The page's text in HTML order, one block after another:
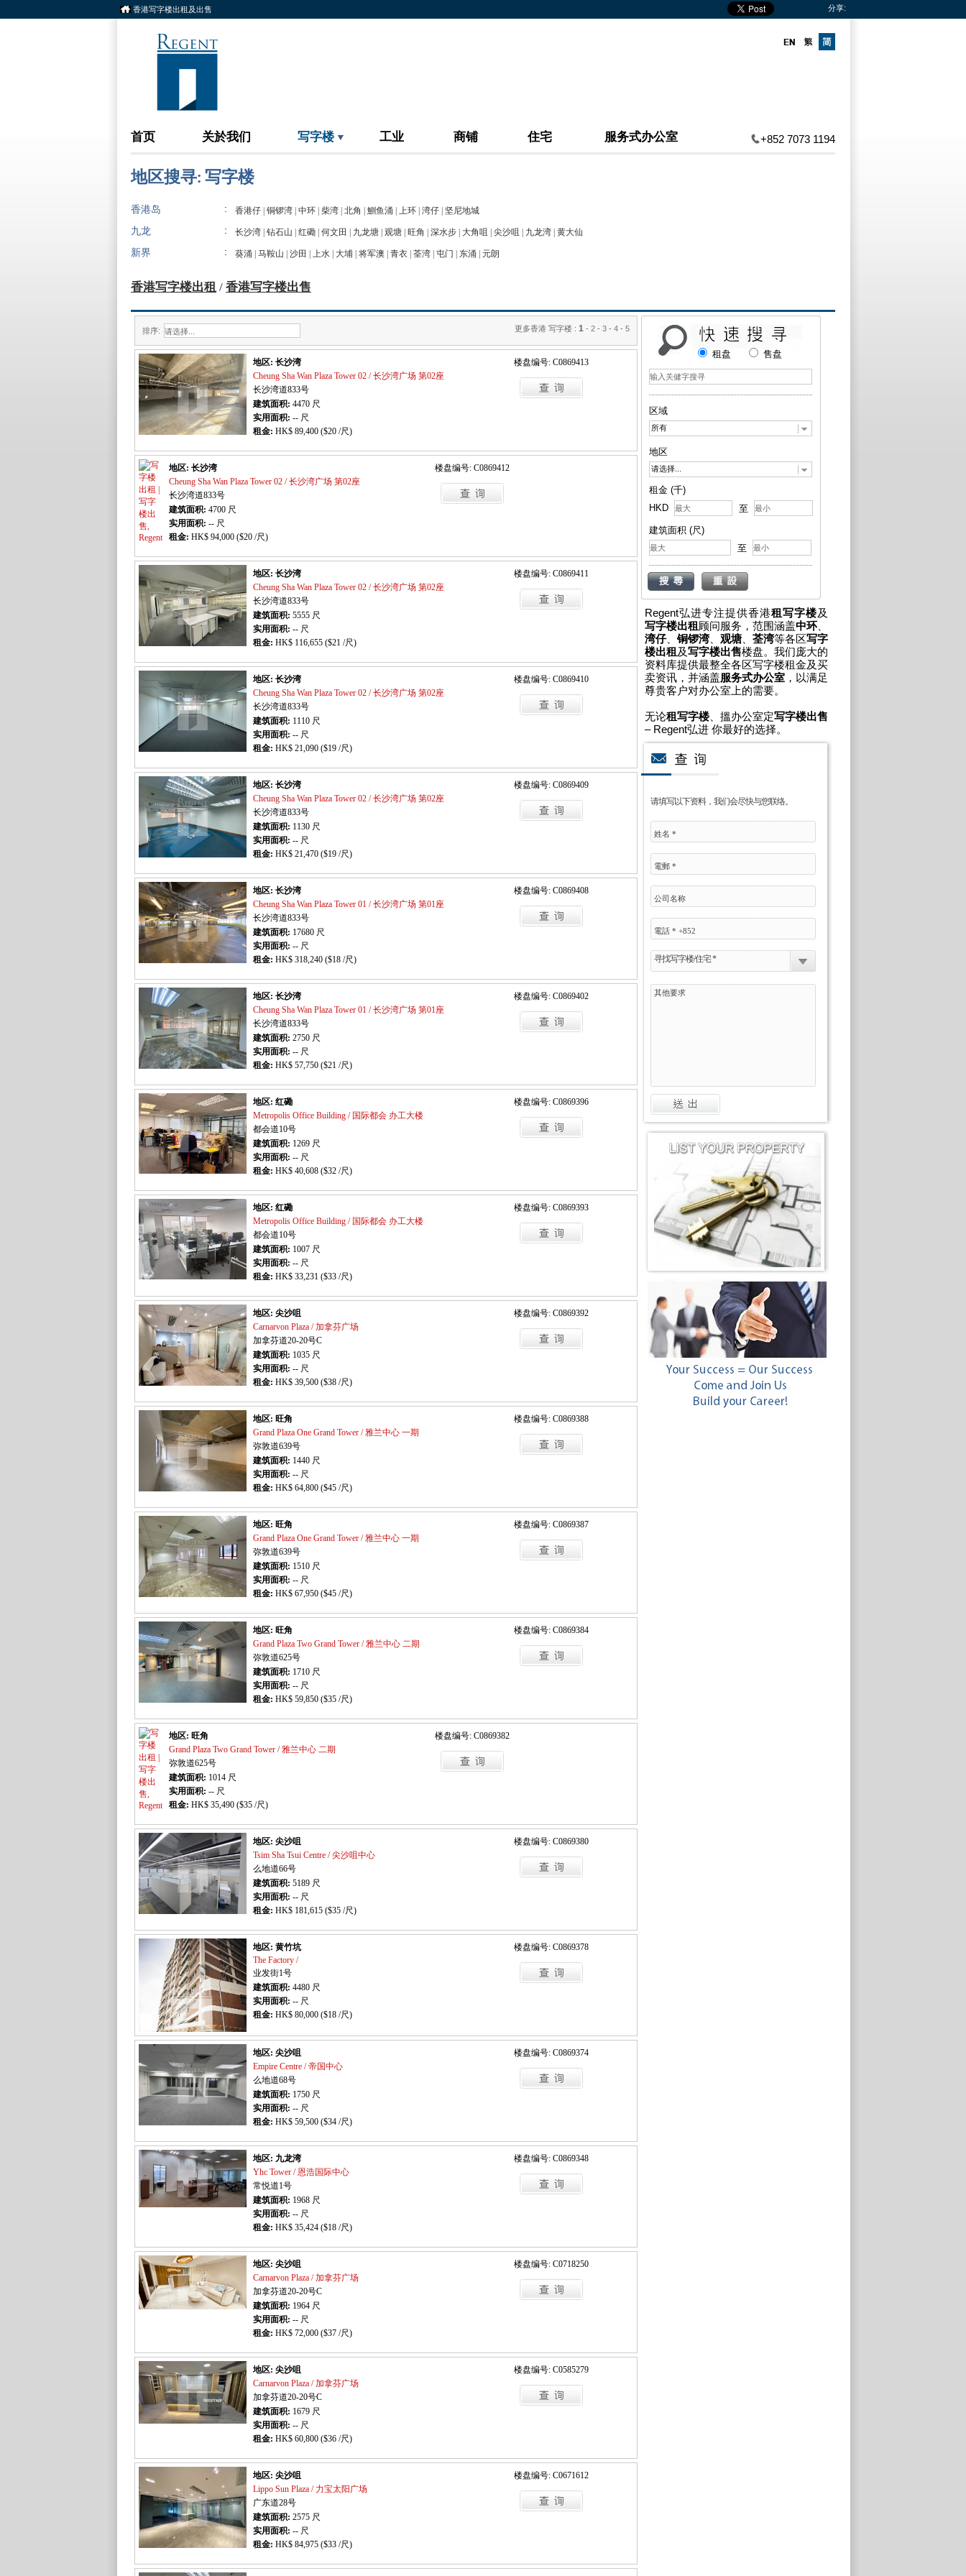
香港写字楼出租及出售 分享:
首页 关於我们 写字楼 工业 商铺 住宅 服务式办公室 +852 7073 1194
地区搜寻: 写字楼
香港岛 : 香港仔 铜锣湾 中环 柴湾 北角 鰂鱼涌 上环 湾仔 坚尼地城
九龙 : 长沙湾 钻石山 红磡 何文田 九龙塘 观塘 旺角 深水步 大角咀 尖沙咀 九龙湾 黄大仙
新界 : 葵涌 马鞍山 沙田 上水 大埔 将军澳 青衣 荃湾 屯门 东涌 元朗
香港写字楼出租 / 香港写字楼出售
排序: 更多香港 写字楼 : 1 - 2 - 3 - 4 - 5
地区: 长沙湾
楼盘编号: C0869413
Cheung Sha Wan Plaza Tower 02 / 长沙湾广场 第02座
长沙湾道833号
建筑面积: 4470 尺
实用面积: -- 尺
租金: HK$ 89,400 ($20 /尺)
地区: 长沙湾
楼盘编号: C0869412
Cheung Sha Wan Plaza Tower 02 / 长沙湾广场 第02座
长沙湾道833号
建筑面积: 4700 尺
实用面积: -- 尺
租金: HK$ 94,000 ($20 /尺)
地区: 长沙湾
楼盘编号: C0869411
Cheung Sha Wan Plaza Tower 02 / 长沙湾广场 第02座
长沙湾道833号
建筑面积: 5555 尺
实用面积: -- 尺
租金: HK$ 116,655 ($21 /尺)
地区: 长沙湾
楼盘编号: C0869410
Cheung Sha Wan Plaza Tower 02 / 长沙湾广场 第02座
长沙湾道833号
建筑面积: 1110 尺
实用面积: -- 尺
租金: HK$ 21,090 ($19 /尺)
地区: 长沙湾
楼盘编号: C0869409
Cheung Sha Wan Plaza Tower 02 / 长沙湾广场 第02座
长沙湾道833号
建筑面积: 1130 尺
实用面积: -- 尺
租金: HK$ 21,470 ($19 /尺)
地区: 长沙湾
楼盘编号: C0869408
Cheung Sha Wan Plaza Tower 01 / 长沙湾广场 第01座
长沙湾道833号
建筑面积: 17680 尺
实用面积: -- 尺
租金: HK$ 318,240 ($18 /尺)
地区: 长沙湾
楼盘编号: C0869402
Cheung Sha Wan Plaza Tower 01 / 长沙湾广场 第01座
长沙湾道833号
建筑面积: 2750 尺
实用面积: -- 尺
租金: HK$ 57,750 ($21 /尺)
地区: 红磡
楼盘编号: C0869396
Metropolis Office Building / 国际都会 办工大楼
都会道10号
建筑面积: 1269 尺
实用面积: -- 尺
租金: HK$ 40,608 ($32 /尺)
地区: 红磡
楼盘编号: C0869393
Metropolis Office Building / 国际都会 办工大楼
都会道10号
建筑面积: 1007 尺
实用面积: -- 尺
租金: HK$ 33,231 ($33 /尺)
地区: 尖沙咀
楼盘编号: C0869392
Carnarvon Plaza / 加拿芬广场
加拿芬道20-20号C
建筑面积: 1035 尺
实用面积: -- 尺
租金: HK$ 39,500 ($38 /尺)
地区: 旺角
楼盘编号: C0869388
Grand Plaza One Grand Tower / 雅兰中心 一期
弥敦道639号
建筑面积: 1440 尺
实用面积: -- 尺
租金: HK$ 64,800 ($45 /尺)
地区: 旺角
楼盘编号: C0869387
Grand Plaza One Grand Tower / 雅兰中心 一期
弥敦道639号
建筑面积: 1510 尺
实用面积: -- 尺
租金: HK$ 67,950 ($45 /尺)
地区: 旺角
楼盘编号: C0869384
Grand Plaza Two Grand Tower / 雅兰中心 二期
弥敦道625号
建筑面积: 1710 尺
实用面积: -- 尺
租金: HK$ 59,850 ($35 /尺)
地区: 旺角
楼盘编号: C0869382
Grand Plaza Two Grand Tower / 雅兰中心 二期
弥敦道625号
建筑面积: 1014 尺
实用面积: -- 尺
租金: HK$ 35,490 ($35 /尺)
地区: 尖沙咀
楼盘编号: C0869380
Tsim Sha Tsui Centre / 尖沙咀中心
么地道66号
建筑面积: 5189 尺
实用面积: -- 尺
租金: HK$ 181,615 ($35 /尺)
地区: 黄竹坑
楼盘编号: C0869378
The Factory /
业发街1号
建筑面积: 4480 尺
实用面积: -- 尺
租金: HK$ 80,000 ($18 /尺)
地区: 尖沙咀
楼盘编号: C0869374
Empire Centre / 帝国中心
么地道68号
建筑面积: 1750 尺
实用面积: -- 尺
租金: HK$ 59,500 ($34 /尺)
地区: 九龙湾
楼盘编号: C0869348
Yhc Tower / 恩浩国际中心
常悦道1号
建筑面积: 1968 尺
实用面积: -- 尺
租金: HK$ 35,424 ($18 /尺)
地区: 尖沙咀
楼盘编号: C0718250
Carnarvon Plaza / 加拿芬广场
加拿芬道20-20号C
建筑面积: 1964 尺
实用面积: -- 尺
租金: HK$ 72,000 ($37 /尺)
地区: 尖沙咀
楼盘编号: C0585279
Carnarvon Plaza / 加拿芬广场
加拿芬道20-20号C
建筑面积: 1679 尺
实用面积: -- 尺
租金: HK$ 60,800 ($36 /尺)
地区: 尖沙咀
楼盘编号: C0671612
Lippo Sun Plaza / 力宝太阳广场
广东道28号
建筑面积: 2575 尺
实用面积: -- 尺
租金: HK$ 84,975 ($33 /尺)
租盘 售盘
区域
所有
地区
请选择...
租金 (千)
HKD
至
建筑面积 (尺)
至
Regent弘进专注提供香港租写字楼及
写字楼出租顾问服务，范围涵盖中环、
湾仔、 铜锣湾、 观塘 荃湾等各区写字
楼出租及写字楼出售楼盘。我们庞大的
资料库提供最整全各区写字楼租金及买
卖资讯，并涵盖服务式办公室 ，以满足
尊贵客户对办公室上的需要。
无论租写字楼 、搵办公室定写字楼出售
– Regent弘进 你最好的选择。
请填写以下资料，我们会尽快与您联络。
寻找写字楼/住宅 *